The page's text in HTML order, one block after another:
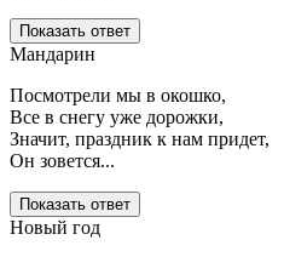
Показать ответ
Мандарин
Посмотрели мы в окошко,
Все в снегу уже дорожки,
Значит, праздник к нам придет,
Он зовется...
Показать ответ
Новый год